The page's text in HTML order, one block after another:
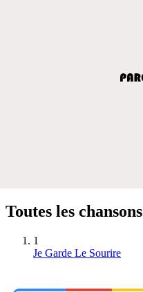
Toutes les chansons
1
Je Garde Le Sourire